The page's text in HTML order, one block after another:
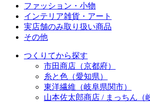
ファッション・小物
インテリア雑貨・アート
実店舗のみ取り扱い商品
その他
つくりてから探す
市田商店（京都府）
糸と色（愛知県）
東洋繊維（岐阜県関市）
山本佐太郎商店 / まっちん（